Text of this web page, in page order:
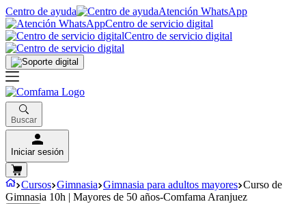
Centro de ayuda
Atención WhatsApp
Centro de servicio digital
Centro de servicio digital
Buscar
Iniciar sesión
Cursos Gimnasia Gimnasia para adultos mayores Curso de
Gimnasia 10h | Mayores de 50 años-Comfama Aranjuez